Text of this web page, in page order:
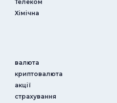
Телеком
Хімічна
валюта
криптовалюта
акції
страхування